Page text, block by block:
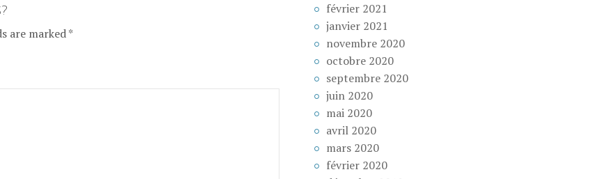
are marked *
février 2021
janvier 2021
novembre 2020
octobre 2020
septembre 2020
juin 2020
mai 2020
avril 2020
mars 2020
février 2020